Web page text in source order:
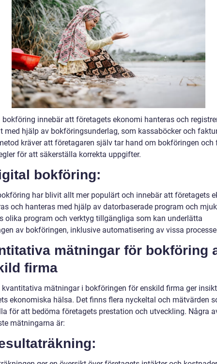
bokföring innebär att företagets ekonomi hanteras och
med hjälp av bokföringsunderlag, som kassaböcker och
kräver att företagaren själv tar hand om bokföringen och
för att säkerställa korrekta uppgifter.
bokföring:
har blivit allt mer populärt och innebär att företagets
och hanteras med hjälp av datorbaserade program och
olika program och verktyg tillgängliga som kan underlätta
av bokföringen, inklusive automatisering av vissa
mätningar för bokföring
firma
kvantitativa mätningar i bokföringen för enskild firma ger
ekonomiska hälsa. Det finns flera nyckeltal och mätvärden
för att bedöma företagets prestation och utveckling. Några
mätningarna är: